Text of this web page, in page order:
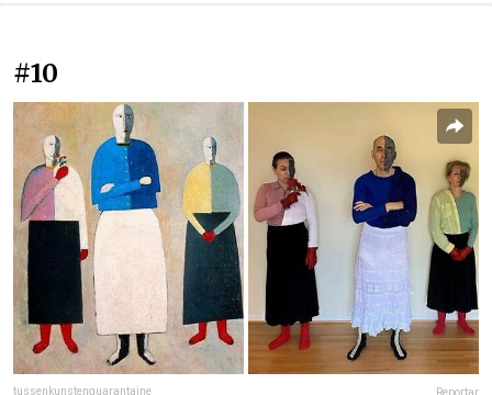
#10
tussenkunstenquarantaine